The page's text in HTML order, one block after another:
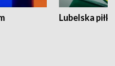
Lubelska piłka